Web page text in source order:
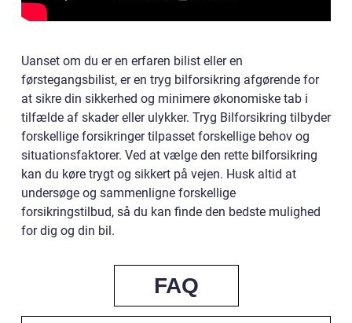
Uanset om du er en erfaren bilist eller en
førstegangsbilist, er en tryg bilforsikring afgørende for
at sikre din sikkerhed og minimere økonomiske tab i
tilfælde af skader eller ulykker. Tryg Bilforsikring tilbyder
forskellige forsikringer tilpasset forskellige behov og
situationsfaktorer. Ved at vælge den rette bilforsikring
kan du køre trygt og sikkert på vejen. Husk altid at
undersøge og sammenligne forskellige
forsikringstilbud, så du kan finde den bedste mulighed
for dig og din bil.
FAQ